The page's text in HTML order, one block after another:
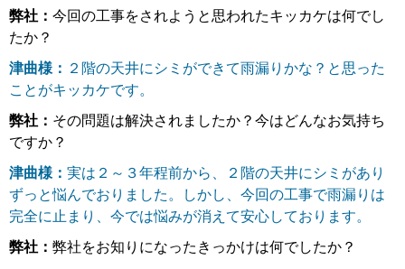
弊社： 今回の工事をされようと思われたキッカケは何でし
たか？
津曲様： ２階の天井にシミができて雨漏りかな？と思った
ことがキッカケです。
弊社： その問題は解決されましたか？今はどんなお気持ち
ですか？
津曲様： 実は２～３年程前から、２階の天井にシミがあり
ずっと悩んでおりました。しかし、今回の工事で雨漏りは
完全に止まり、今では悩みが消えて安心しております。
弊社： 弊社をお知りになったきっかけは何でしたか？